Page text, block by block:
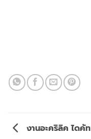
งานอะคริลิค ไดคัท